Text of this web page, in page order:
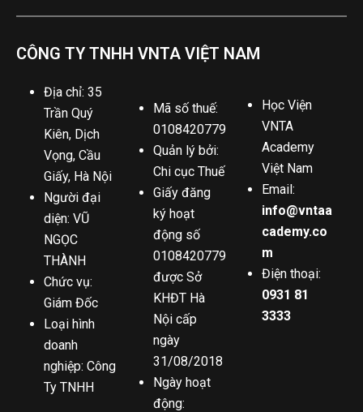
CÔNG TY TNHH VNTA VIỆT NAM
Địa chỉ: 35
Trần Quý
Kiên, Dịch
Vọng, Cầu
Giấy, Hà Nội
Người đại
diện: VŨ
NGỌC
THÀNH
Chức vụ:
Giám Đốc
Loại hình
doanh
nghiệp: Công
Ty TNHH
Mã số thuế:
0108420779
Quản lý bởi:
Chi cục Thuế
Giấy đăng
ký hoạt
động số
0108420779
được Sở
KHĐT Hà
Nội cấp
ngày
31/08/2018
Ngày hoạt
động:
Học Viện
VNTA
Academy
Việt Nam
Email:
info@vntaa
cademy.co
m
Điện thoại:
0931 81
3333